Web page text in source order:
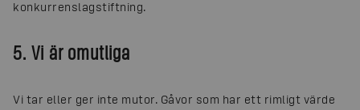
konkurrenslagstiftning.
5. Vi är omutliga
Vi tar eller ger inte mutor. Gåvor som har ett rimligt värde